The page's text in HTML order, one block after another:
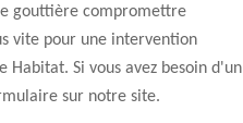
gouttière compromettre
vite pour une intervention
Habitat. Si vous avez besoin d'un
sur notre site.